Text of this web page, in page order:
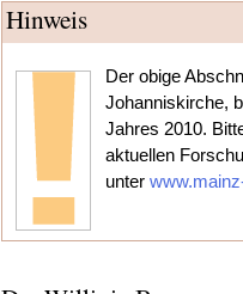
Hinweis
Der obige
Johanniskirche,
Jahres 2010.
aktuellen
unter